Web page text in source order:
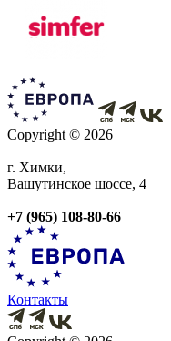
Copyright © 2026
г. Химки,
Вашутинское шоссе, 4
+7 (965) 108-80-66
Контакты